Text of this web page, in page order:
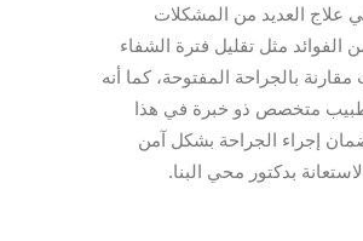
علاج العديد من المشكلات
الفوائد مثل تقليل فترة الشفاء
بالجراحة المفتوحة، كما أنه
طبيب متخصص ذو خبرة في هذا
إجراء الجراحة بشكل آمن
بدكتور محي البنا.